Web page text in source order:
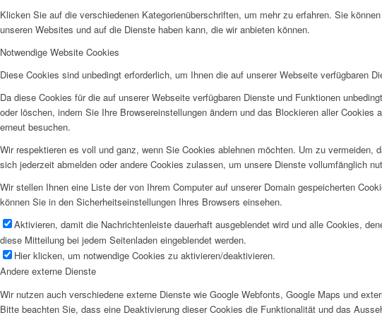
Klicken Sie auf die verschiedenen Kategorienüberschriften, um mehr zu erfahren. Sie
unseren Websites und auf die Dienste haben kann, die wir anbieten können.
Notwendige Website Cookies
Diese Cookies sind unbedingt erforderlich, um Ihnen die auf unserer Webseite verfügbaren
Da diese Cookies für die auf unserer Webseite verfügbaren Dienste und Funktionen
oder löschen, indem Sie Ihre Browsereinstellungen ändern und das Blockieren aller
erneut besuchen.
Wir respektieren es voll und ganz, wenn Sie Cookies ablehnen möchten. Um zu
sich jederzeit abmelden oder andere Cookies zulassen, um unsere Dienste vollumfänglich
Wir stellen Ihnen eine Liste der von Ihrem Computer auf unserer Domain gespeicherten
können Sie in den Sicherheitseinstellungen Ihres Browsers einsehen.
Aktivieren, damit die Nachrichtenleiste dauerhaft ausgeblendet wird und alle Cookies,
diese Mitteilung bei jedem Seitenladen eingeblendet werden.
Hier klicken, um notwendige Cookies zu aktivieren/deaktivieren.
Andere externe Dienste
Wir nutzen auch verschiedene externe Dienste wie Google Webfonts, Google Maps und
Bitte beachten Sie, dass eine Deaktivierung dieser Cookies die Funktionalität und das